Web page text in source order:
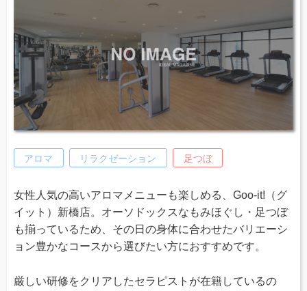
アロマ リラクゼーション 足つぼ
女性人気の高いアロマメニューも楽しめる、Goo-it!（グ
イット）新橋店。オーソドックスなもみほぐし・足つぼ
も揃っているため、その日の身体に合わせたバリエーシ
ョン豊かなコースから選びたい方におすすめです。
厳しい研修をクリアしたセラピストが在籍しているの